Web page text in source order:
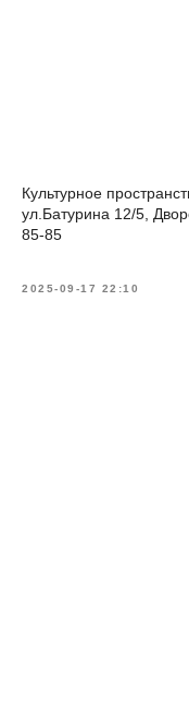
Культурное
ул.Батурина 12/5,
85-85
2025-09-17 22:10